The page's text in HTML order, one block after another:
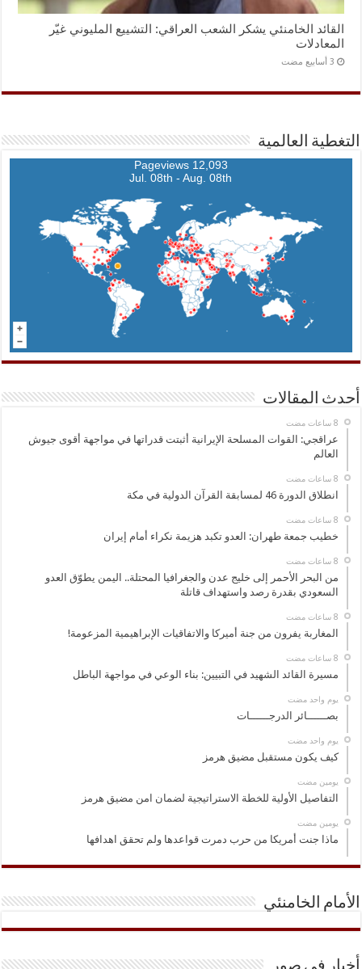
القائد الخامنئي يشكر الشعب العراقي: التشييع المليوني غيّر
المعادلات
التغطية العالمية
12,093 Pageviews
Jul. 08th - Aug. 08th
أحدث المقالات
عراقجي: القوات المسلحة الإيرانية أثبتت قدراتها في مواجهة أقوى جيوش
العالم
انطلاق الدورة 46 لمسابقة القرآن الدولية في مكة
خطيب جمعة طهران: العدو تكبد هزيمة نكراء أمام إيران
من البحر الأحمر إلى خليج عدن والجغرافيا المحتلة.. اليمن يطوّق العدو
السعودي بقدرة رصد واستهداف قاتلة
المغاربة يفرون من جنة أميركا والاتفاقيات الإبراهيمية المزعومة!
مسيرة القائد الشهيد في التبيين: بناء الوعي في مواجهة الباطل
‏يوم واحد مضت
بصــــــائر الدرجــــــات
‏يوم واحد مضت
كيف يكون مستقبل مضيق هرمز
‏يومين مضت
التفاصيل الأولية للخطة الاستراتيجية لضمان امن مضيق هرمز
‏يومين مضت
ماذا جنت أمريكا من حرب دمرت قواعدها ولم تحقق اهدافها
الأمام الخامنئي